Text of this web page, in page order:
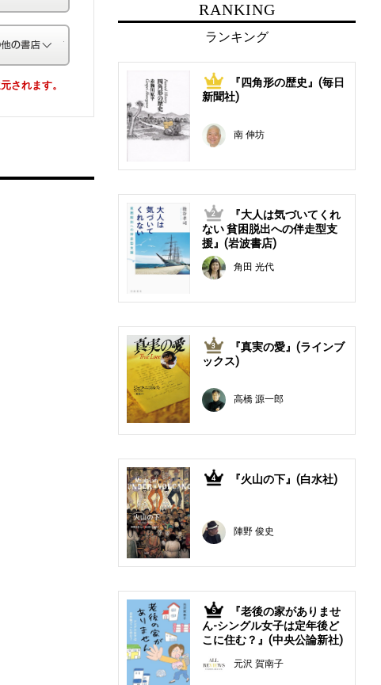
されます。
RANKING
ランキング
1
『四角形の歴史』(毎日
新聞社)
南 伸坊
2
『大人は気づいてくれ
ない 貧困脱出への伴走型支
援』(岩波書店)
角田 光代
3
『真実の愛』(ラインブ
ックス)
高橋 源一郎
4 『火山の下』(白水社)
陣野 俊史
5
『老後の家がありませ
ん-シングル女子は定年後ど
こに住む？』(中央公論新社)
元沢 賀南子